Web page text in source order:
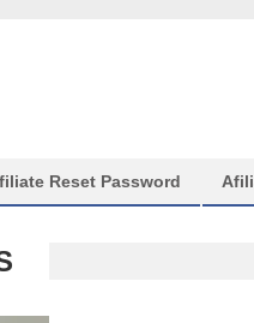
Reset Password